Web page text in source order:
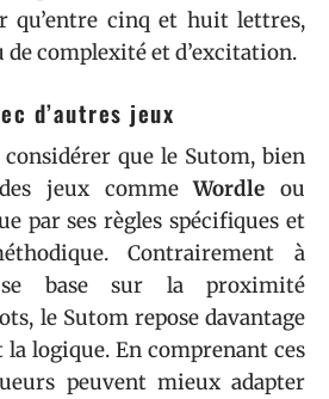
qu’entre cinq et huit lettres,
complexité et d’excitation.
d’autres jeux
que le Sutom, bien
jeux commeWordle ou
par ses règles spécifiques et
Contrairement à
base sur la proximité
le Sutom repose davantage
logique. En comprenant ces
peuvent mieux adapter